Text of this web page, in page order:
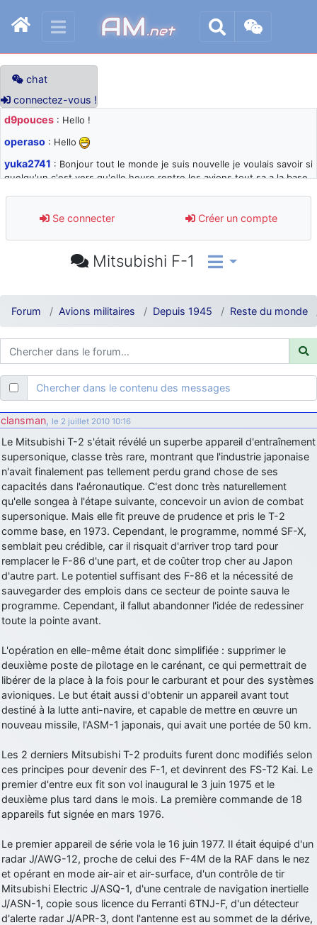
AM.net
chat
connectez-vous !
d9pouces : Hello !
operaso : Hello
yuka2741 : Bonjour tout le monde je suis nouvelle je voulais savoir si
quelqu'un c'est vers qu'elle heure rentre les avions tout sa a la base
d9pouces: désolé pour les quelques blocages du site ces derniers
jours : je teste des méthodes contre le spam et les bots trop nocifs
: Super, la nouvelle bannière
comprendre
d9pouces: ouakamois > si tu parles du sujet sur l'Armée de l'Air,
bien sûr que oui !
je suis un avion@,._,+: Bonjour je viens d'arriver il y a quelques
moi et quelques avions n'ont pas les mêmes noms qu'aujourd'hui
ouakamois: Bonjourà toutes et à tous.en espérantque ces
quelques images du Pays Basque vous auront plu ; Agur…
d9pouces: Malheureusement nonun peu trop loin pour moi !
fox_50: Bonjour, certains parmis vous étaient-ils présent au
meeting de Lann Bihoué de 2026 ?
cachée dans les pins: Coucou et excellente année 2026 à tous et
au site!
jericho: Bonne année et tous mes meilleurs voeux à tous pour
2026 !
little boy : je vous souhaite un bon réveillon pour cette nouvelle
année!
jericho : Merci D9pouces, à mon tour de souhaiter un Joyeux Noël
d9pouces : Joyeux Noël à tous !
d9pouces: mais tu peux tenter l'un des rares lycées militaires
comme le Prytanée dans la Sarthe, ça ne peut pas faire de mal !
d9pouces: C'est plutôt après le lycée, voire après une prépa
scientifique, tu as donc encore un peu de temps devant toi
yaellerigolow : bonjour a tous je suis un élève de première
passionnée par l'aviation militaire , pourrais je savoir que faire après
le lycée pour s'orienter et pouvoir devenir officier de l'armée de l'air?
d9pouces: lesquels, par exemple ?
mahmoud: bonsoir, très instructif ce site .mais nous aimerions avoir
d9pouces: Ça me casse quand même bien les pieds, j’avoue
jericho: Pour moi tout est à nouveau OK dirait-on… Merci à toi.
d9pouces
: En espérant n’avoir coupé les accessoires de personne
au passage !
Se connecter Créer un compte
Mitsubishi F-1
Forum Avions militaires Depuis 1945 Reste du monde
Chercher dans le contenu des messages
clansman, le 2 juillet 2010 10:16
Le Mitsubishi T-2 s'était révélé un superbe appareil d'entraînement
supersonique, classe très rare, montrant que l'industrie japonaise
n'avait finalement pas tellement perdu grand chose de ses
capacités dans l'aéronautique. C'est donc très naturellement
qu'elle songea à l'étape suivante, concevoir un avion de combat
supersonique. Mais elle fit preuve de prudence et pris le T-2
comme base, en 1973. Cependant, le programme, nommé SF-X,
semblait peu crédible, car il risquait d'arriver trop tard pour
remplacer le F-86 d'une part, et de coûter trop cher au Japon
d'autre part. Le potentiel suffisant des F-86 et la nécessité de
sauvegarder des emplois dans ce secteur de pointe sauva le
programme. Cependant, il fallut abandonner l'idée de redessiner
toute la pointe avant.
L'opération en elle-même était donc simplifiée : supprimer le
deuxième poste de pilotage en le carénant, ce qui permettrait de
libérer de la place à la fois pour le carburant et pour des systèmes
avioniques. Le but était aussi d'obtenir un appareil avant tout
destiné à la lutte anti-navire, et capable de mettre en œuvre un
nouveau missile, l'ASM-1 japonais, qui avait une portée de 50 km.
Les 2 derniers Mitsubishi T-2 produits furent donc modifiés selon
ces principes pour devenir des F-1, et devinrent des FS-T2 Kai. Le
premier d'entre eux fit son vol inaugural le 3 juin 1975 et le
deuxième plus tard dans le mois. La première commande de 18
appareils fut signée en mars 1976.
Le premier appareil de série vola le 16 juin 1977. Il était équipé d'un
radar J/AWG-12, proche de celui des F-4M de la RAF dans le nez
et opérant en mode air-air et air-surface, d'un contrôle de tir
Mitsubishi Electric J/ASQ-1, d'une centrale de navigation inertielle
J/ASN-1, copie sous licence du Ferranti 6TNJ-F, d'un détecteur
d'alerte radar J/APR-3, dont l'antenne est au sommet de la dérive,